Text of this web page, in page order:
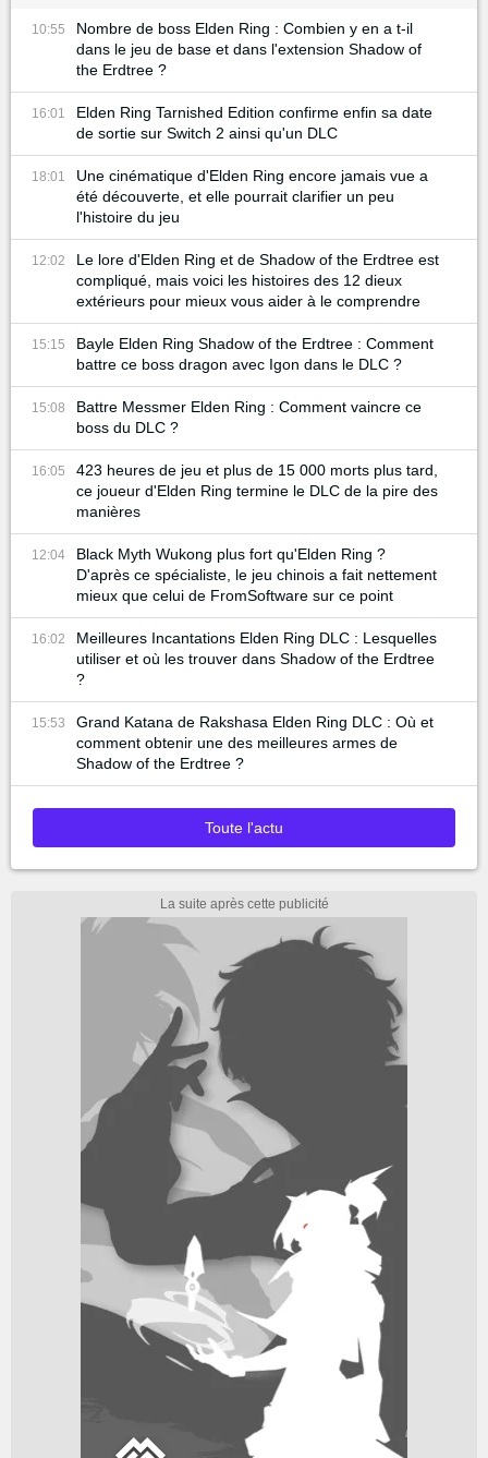
10:55
Nombre de boss Elden Ring : Combien y en a t-il
dans le jeu de base et dans l'extension Shadow of
the Erdtree ?
16:01
Elden Ring Tarnished Edition confirme enfin sa date
de sortie sur Switch 2 ainsi qu'un DLC
18:01
Une cinématique d'Elden Ring encore jamais vue a
été découverte, et elle pourrait clarifier un peu
l'histoire du jeu
12:02
Le lore d'Elden Ring et de Shadow of the Erdtree est
compliqué, mais voici les histoires des 12 dieux
extérieurs pour mieux vous aider à le comprendre
15:15
Bayle Elden Ring Shadow of the Erdtree : Comment
battre ce boss dragon avec Igon dans le DLC ?
15:08
Battre Messmer Elden Ring : Comment vaincre ce
boss du DLC ?
16:05
423 heures de jeu et plus de 15 000 morts plus tard,
ce joueur d'Elden Ring termine le DLC de la pire des
manières
12:04
Black Myth Wukong plus fort qu'Elden Ring ?
D'après ce spécialiste, le jeu chinois a fait nettement
mieux que celui de FromSoftware sur ce point
16:02
Meilleures Incantations Elden Ring DLC : Lesquelles
utiliser et où les trouver dans Shadow of the Erdtree
?
15:53
Grand Katana de Rakshasa Elden Ring DLC : Où et
comment obtenir une des meilleures armes de
Shadow of the Erdtree ?
Toute l'actu